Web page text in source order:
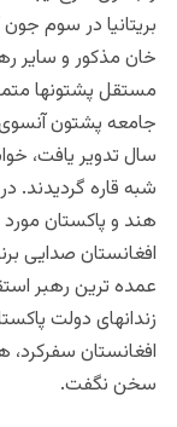
خان مذکور و سایر
مستقل پشتونها
سال تدویر یافت،
شبه قاره گردیدند.
هند و پاکستان مورد
افغانستان صدایی
عمده ترین رهبر
زندانهای دولت
افغانستان سفرکرد،
سخن نگفت.